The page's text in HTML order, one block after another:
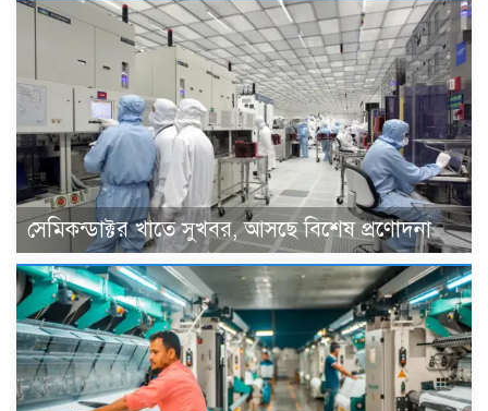
সেমিকন্ডাক্টর খাতে সুখবর, আসছে বিশেষ প্রণোদনা